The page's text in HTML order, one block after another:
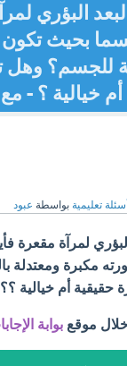
البؤري
بحيث تكون
للجسم؟
خيالية ؟ -
أسئلة تعليمية بواسطة عبود
لمرآة مقعرة
مكبرة ومعتدلة
حقيقية أم خيالية ؟؟
موقع بوابة